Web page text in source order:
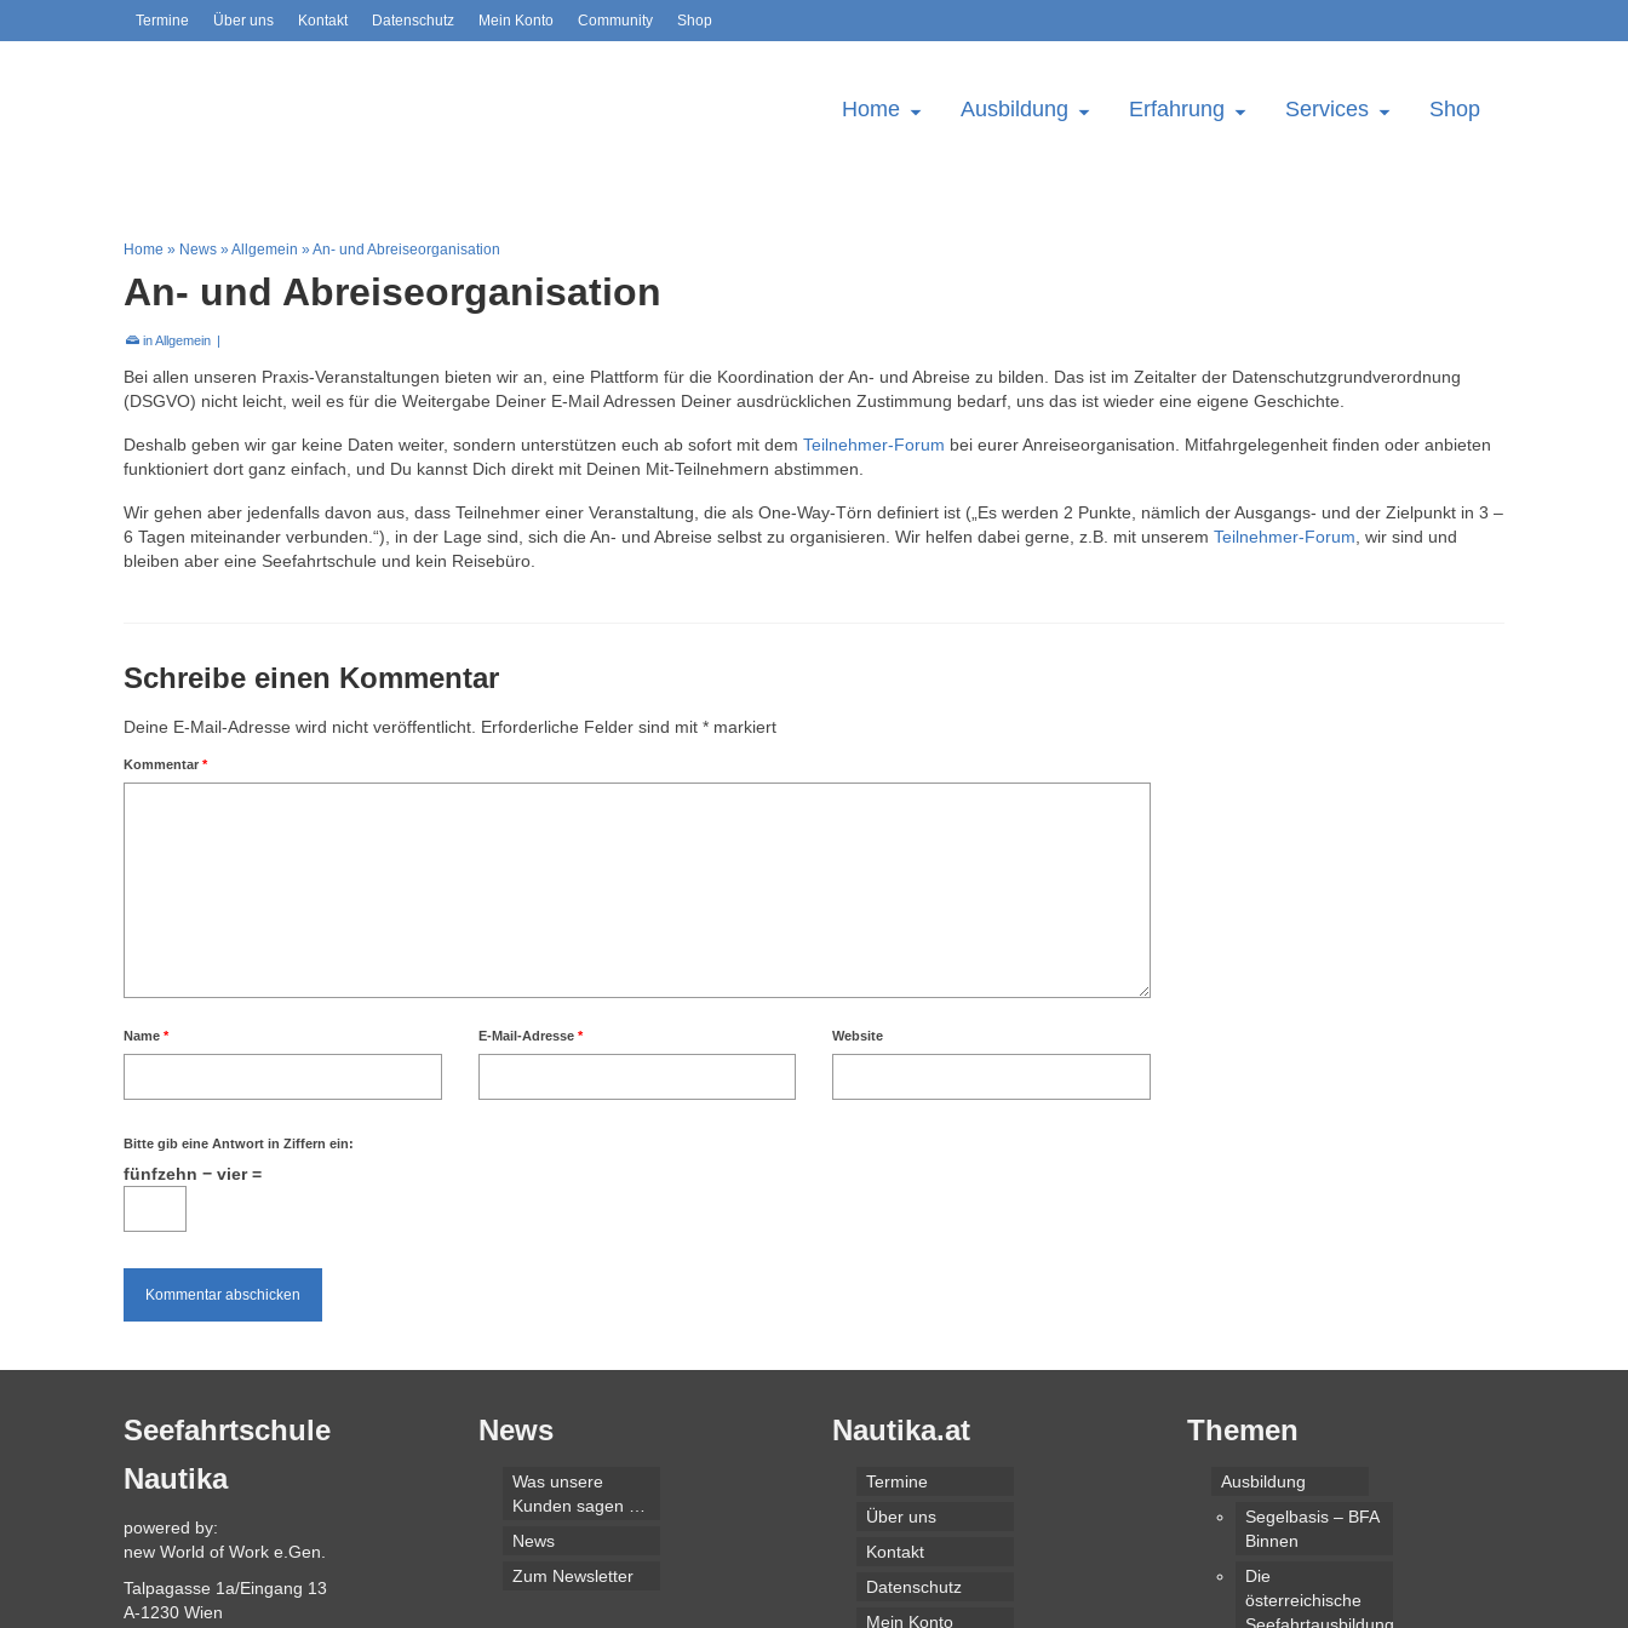
Termine Über uns Kontakt Datenschutz Mein Konto Community Shop
Home Ausbildung Erfahrung Services Shop
Home » News » Allgemein » An- und Abreiseorganisation
An- und Abreiseorganisation
inAllgemein |
Bei allen unseren Praxis-Veranstaltungen bieten wir an, eine Plattform für die Koordination der An- und Abreise zu bilden. Das ist im Zeitalter der Datenschutzgrundverordnung
(DSGVO) nicht leicht, weil es für die Weitergabe Deiner E-Mail Adressen Deiner ausdrücklichen Zustimmung bedarf, uns das ist wieder eine eigene Geschichte.
Deshalb geben wir gar keine Daten weiter, sondern unterstützen euch ab sofort mit dem Teilnehmer-Forum bei eurer Anreiseorganisation. Mitfahrgelegenheit finden oder anbieten
funktioniert dort ganz einfach, und Du kannst Dich direkt mit Deinen Mit-Teilnehmern abstimmen.
Wir gehen aber jedenfalls davon aus, dass Teilnehmer einer Veranstaltung, die als One-Way-Törn definiert ist („Es werden 2 Punkte, nämlich der Ausgangs- und der Zielpunkt in 3 –
6 Tagen miteinander verbunden.“), in der Lage sind, sich die An- und Abreise selbst zu organisieren. Wir helfen dabei gerne, z.B. mit unserem Teilnehmer-Forum , wir sind und
bleiben aber eine Seefahrtschule und kein Reisebüro.
Schreibe einen Kommentar
Deine E-Mail-Adresse wird nicht veröffentlicht. Erforderliche Felder sind mit * markiert
Kommentar *
Name * E-Mail-Adresse * Website
Bitte gib eine Antwort in Ziffern ein:
fünfzehn − vier =
Seefahrtschule
Nautika
powered by:
new World of Work e.Gen.
Talpagasse 1a/Eingang 13
A-1230 Wien
News
Was unsere
Kunden sagen …
News
Zum Newsletter
Nautika.at
Termine
Über uns
Kontakt
Datenschutz
Mein Konto
Themen
Ausbildung
Segelbasis – BFA
Binnen
Die
österreichische